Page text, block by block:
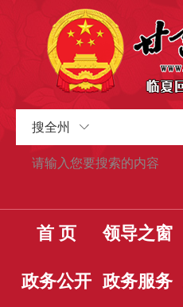
搜全州
首 页 领导之窗
政务公开 政务服务